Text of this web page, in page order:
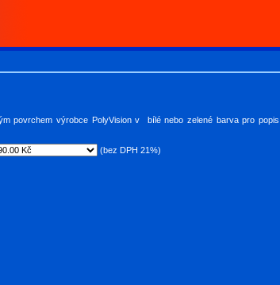
povrchem výrobce PolyVision v bílé nebo zelené barva pro popis
(bez DPH 21%)